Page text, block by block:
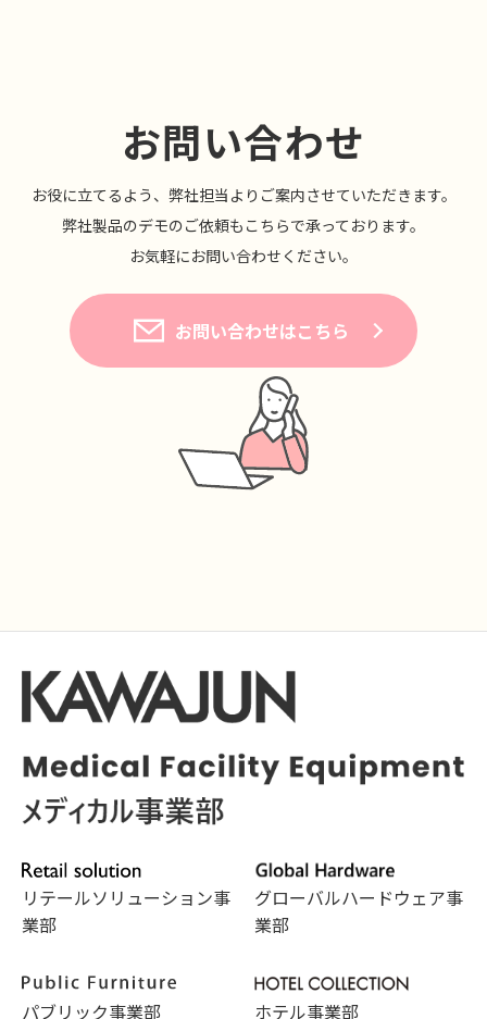
お問い合わせ
お役に⽴てるよう、弊社担当よりご案内させていただきます。
弊社製品のデモのご依頼もこちらで承っております。
お気軽にお問い合わせください。
お問い合わせはこちら
リテールソリューション事
業部
グローバルハードウェア事
業部
パブリック事業部 ホテル事業部